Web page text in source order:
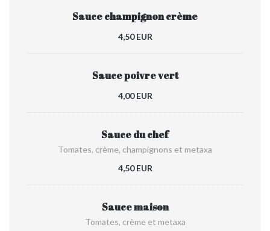
Sauce champignon crème
4,50 EUR
Sauce poivre vert
4,00 EUR
Sauce du chef
Tomates, crème, champignons et metaxa
4,50 EUR
Sauce maison
Tomates, crème et metaxa